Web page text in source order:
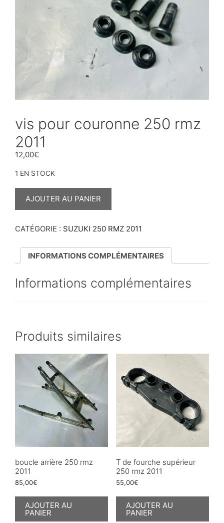
vis pour couronne 250 rmz
2011
12,00€
1 EN STOCK
QUANTITÉ
250
AJOUTER AU PANIER
CATÉGORIE : SUZUKI 250 RMZ 2011
INFORMATIONS COMPLÉMENTAIRES
Informations complémentaires
Produits similaires
boucle arrière 250 rmz
2011
85,00€
AJOUTER AU
PANIER
T de fourche supérieur
250 rmz 2011
55,00€
AJOUTER AU
PANIER